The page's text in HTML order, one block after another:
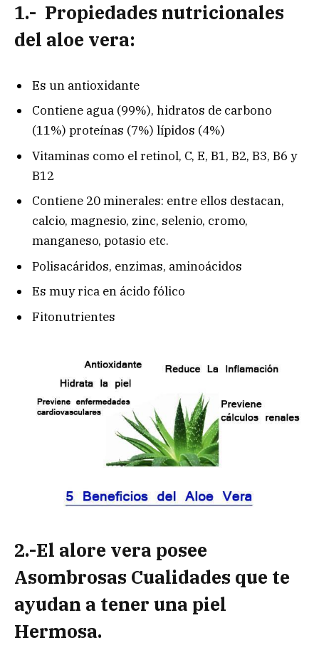
1.- Propiedades nutricionales
del aloe vera:
Es un antioxidante
Contiene agua (99%), hidratos de carbono
(11%) proteínas (7%) lípidos (4%)
Vitaminas como el retinol, C, E, B1, B2, B3, B6 y
B12
Contiene 20 minerales: entre ellos destacan,
calcio, magnesio, zinc, selenio, cromo,
manganeso, potasio etc.
Polisacáridos, enzimas, aminoácidos
Es muy rica en ácido fólico
Fitonutrientes
2.-El alore vera posee
Asombrosas Cualidades que te
ayudan a tener una piel
Hermosa.